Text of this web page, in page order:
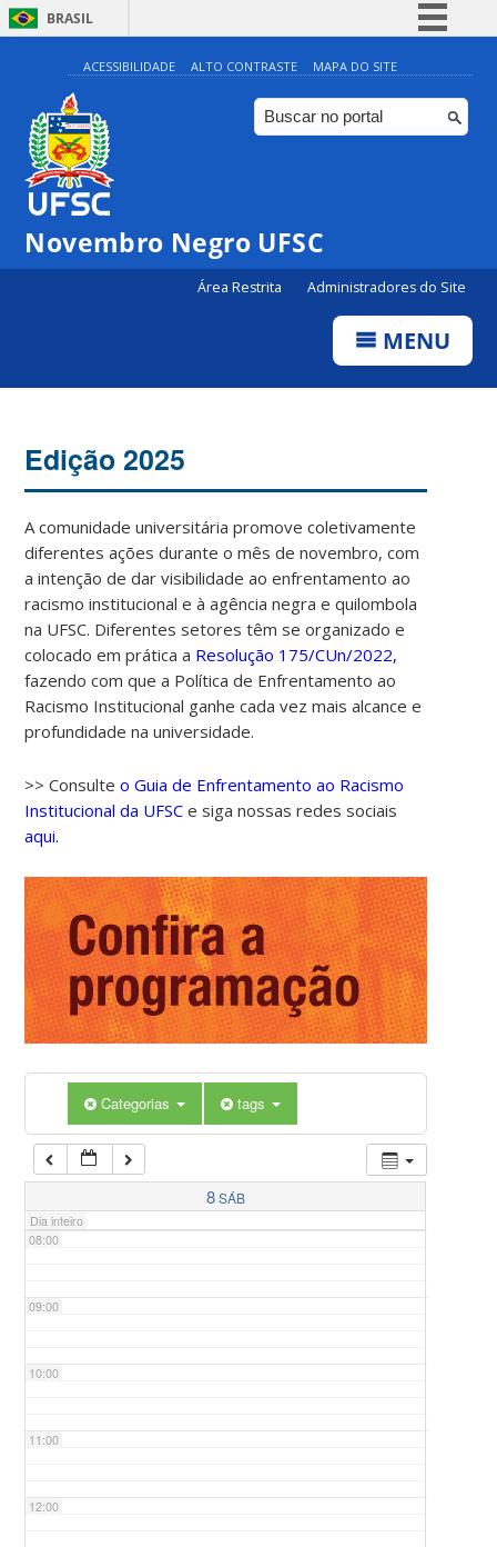
BRASIL
Simplifique!
Comunica BR
Participe
ACESSIBILIDADE ALTO CONTRASTE MAPA DO SITE
Novembro Negro UFSC
Área Restrita Administradores do Site
MENU
Edição 2025
A comunidade universitária promove coletivamente
diferentes ações durante o mês de novembro, com
a intenção de dar visibilidade ao enfrentamento ao
racismo institucional e à agência negra e quilombola
na UFSC. Diferentes setores têm se organizado e
colocado em prática a Resolução 175/CUn/2022,
fazendo com que a Política de Enfrentamento ao
Racismo Institucional ganhe cada vez mais alcance e
profundidade na universidade.
>> Consulteo Guia de Enfrentamento ao Racismo
Institucional da UFSC e siga nossas redes sociais
aqui.
Categorias tags
8SÁB
Dia inteiro
00:00
02:00
03:00
04:00
05:00
07:00
08:00
09:00
10:00
11:00
12:00